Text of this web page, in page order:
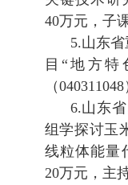
40万元，子
5.山东
目 “地方特
（040311048
6.山东
组学探讨玉
线粒体能量
20万元， 主